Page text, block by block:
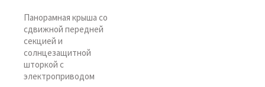
Панорамная крыша со
сдвижной передней
секцией и
солнцезащитной
шторкой с
электроприводом